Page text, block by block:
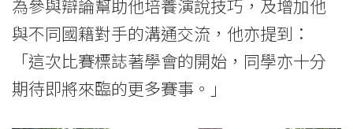
為參與辯論幫助他培養演說技巧，及增加他
與不同國籍對手的溝通交流，他亦提到：
「這次比賽標誌著學會的開始，同學亦十分
期待即將來臨的更多賽事。」